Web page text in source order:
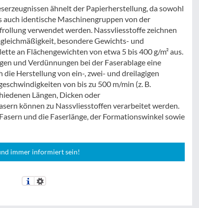
ähnelt der Papierherstellung, da sowohl
auch identische Maschinengruppen von der
verwendet werden. Nassvliesstoffe zeichnen
besondere Gewichts- und
an Flächengewichten von etwa 5 bis 400 g/m² aus.
und Verdünnungen bei der Faserablage eine
Herstellung von ein-, zwei- und dreilagigen
von bis zu 500 m/min (z. B.
Längen, Dicken oder
können zu Nassvliesstoffen verarbeitet werden.
und die Faserlänge, der Formationswinkel sowie
immer informiert sein!